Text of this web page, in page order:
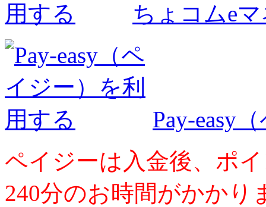
ちょコムe
Pay-easy
ペイジーは入金後、ポ
240分のお時間がかかり